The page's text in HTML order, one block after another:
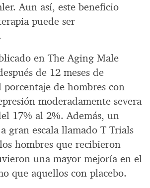
Aun así, este beneficio
puede ser
en The Aging Male
de 12 meses de
de hombres con
moderadamente severa
17% al 2%. Además, un
gran escala llamado T Trials
hombres que recibieron
una mayor mejoría en el
que aquellos con placebo.